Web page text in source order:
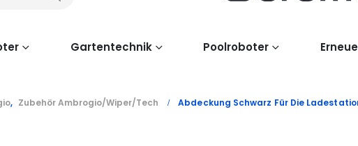
Gartentechnik Poolroboter
, Zubehör Ambrogio/Wiper/Tech Abdeckung Schwarz Für Die